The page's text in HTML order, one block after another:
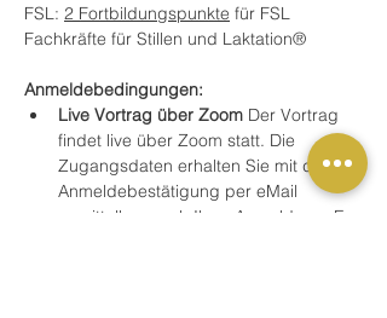
FSL: 2 Fortbildungspunkte für FSL
Fachkräfte für Stillen und Laktation®
Anmeldebedingungen:
Live Vortrag über Zoom Der Vortrag
findet live über Zoom statt. Die
Zugangsdaten erhalten Sie mit der
Anmeldebestätigung per eMail
unmittelbar nach Ihrer Anmeldung. Es